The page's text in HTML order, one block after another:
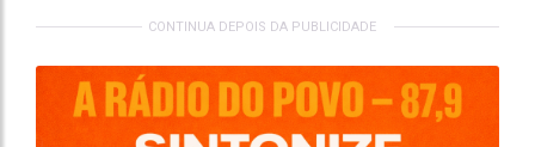
CONTINUA DEPOIS DA PUBLICIDADE